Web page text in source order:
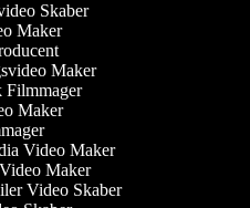
Skaber
Maker
Maker
Filmmager
Maker
Video Maker
Video Maker
Video Skaber